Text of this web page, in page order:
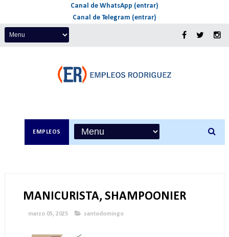
Canal de WhatsApp (entrar)
Canal de Telegram (entrar)
EMPLEOS
MANICURISTA, SHAMPOONIER
marzo 05, 2025 santodomingo